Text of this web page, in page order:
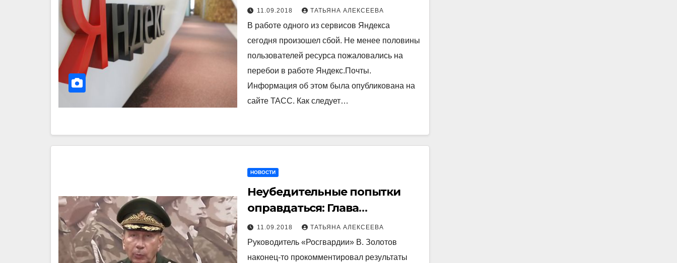
11.09.2018 ТАТЬЯНА АЛЕКСЕЕВА
В работе одного из сервисов Яндекса
сегодня произошел сбой. Не менее половины
пользователей ресурса пожаловались на
перебои в работе Яндекс.Почты.
Информация об этом была опубликована на
сайте ТАСС. Как следует…
НОВОСТИ
Неубедительные попытки
оправдаться: Глава
«Росгвардии» вызвал А.
Навального на дуэль. Видео
11.09.2018 ТАТЬЯНА АЛЕКСЕЕВА
Руководитель «Росгвардии» В. Золотов
наконец-то прокомментировал результаты